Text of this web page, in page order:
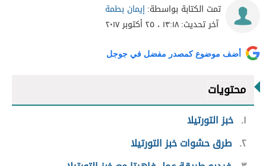
تمت الكتابة بواسطة:إيمان بطمة
آخر تحديث:١٣:١٨ ، ٢٥ أكتوبر ٢٠١٧
أضف موضوع كمصدر مفضل في جوجل
محتويات
١ خبز التورتيلا
٢ طرق حشوات خبز التورتيلا